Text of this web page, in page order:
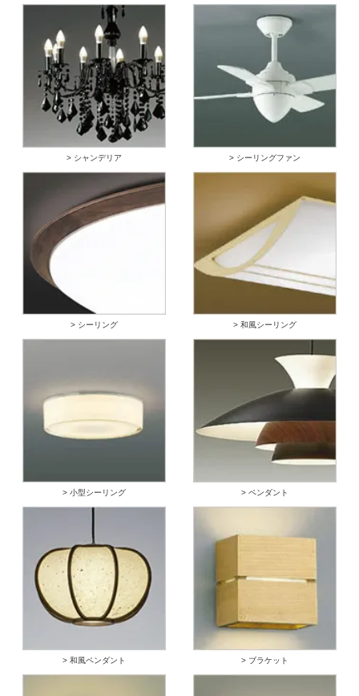
> シャンデリア > シーリングファン
> シーリング > 和風シーリング
> 小型シーリング > ペンダント
> 和風ペンダント > ブラケット